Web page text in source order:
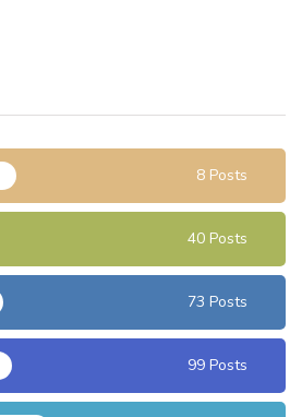
8 Posts
40 Posts
73 Posts
99 Posts